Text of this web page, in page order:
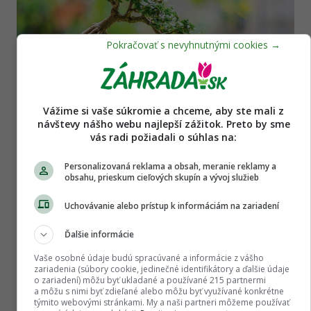
Poradňa
Drobné chrobáčiky na bonsaji a plesnivá pôda
Vážime si vaše súkromie a chceme, aby ste mali z
návštevy nášho webu najlepší zážitok. Preto by sme
vás radi požiadali o súhlas na:
Personalizovaná reklama a obsah, meranie reklamy a
obsahu, prieskum cieľových skupín a vývoj služieb
Uchovávanie alebo prístup k informáciám na zariadení
Ďalšie informácie
Vaše osobné údaje budú spracúvané a informácie z vášho
zariadenia (súbory cookie, jedinečné identifikátory a ďalšie údaje
o zariadení) môžu byť ukladané a používané 215 partnermi
a môžu s nimi byť zdieľané alebo môžu byť využívané konkrétne
týmito webovými stránkami. My a naši partneri môžeme používať